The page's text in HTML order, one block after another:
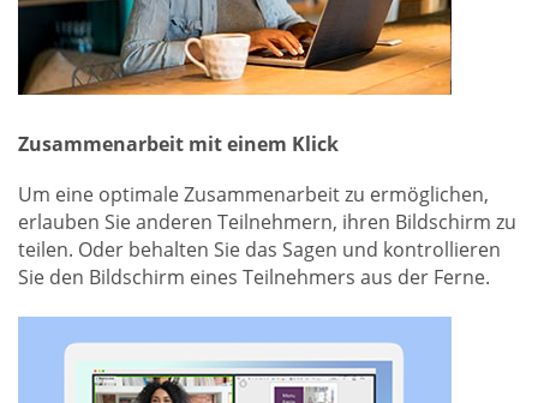
Zusammenarbeit mit einem Klick
Um eine optimale Zusammenarbeit zu ermöglichen,
erlauben Sie anderen Teilnehmern, ihren Bildschirm zu
teilen. Oder behalten Sie das Sagen und kontrollieren
Sie den Bildschirm eines Teilnehmers aus der Ferne.